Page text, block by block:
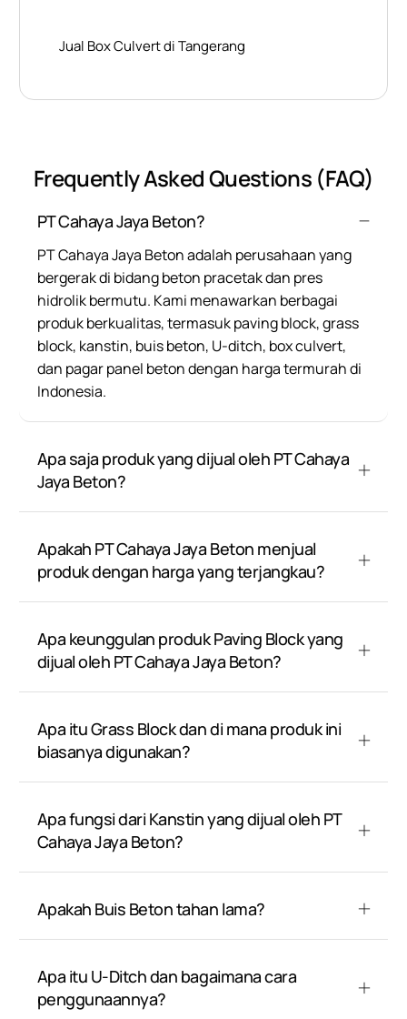
Jual Box Culvert di Tangerang
Frequently Asked Questions (FAQ)
PT Cahaya Jaya Beton?
PT Cahaya Jaya Beton adalah perusahaan yang
bergerak di bidang beton pracetak dan pres
hidrolik bermutu. Kami menawarkan berbagai
produk berkualitas, termasuk paving block, grass
block, kanstin, buis beton, U-ditch, box culvert,
dan pagar panel beton dengan harga termurah di
Indonesia.
Apa saja produk yang dijual oleh PT Cahaya
Jaya Beton?
Apakah PT Cahaya Jaya Beton menjual
produk dengan harga yang terjangkau?
Apa keunggulan produk Paving Block yang
dijual oleh PT Cahaya Jaya Beton?
Apa itu Grass Block dan di mana produk ini
biasanya digunakan?
Apa fungsi dari Kanstin yang dijual oleh PT
Cahaya Jaya Beton?
Apakah Buis Beton tahan lama?
Apa itu U-Ditch dan bagaimana cara
penggunaannya?